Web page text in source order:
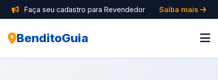
Faça seu cadastro para Revendedor Saiba mais
BenditoGuia